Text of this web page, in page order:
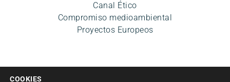
Canal Ético
Compromiso medioambiental
Proyectos Europeos
COOKIES